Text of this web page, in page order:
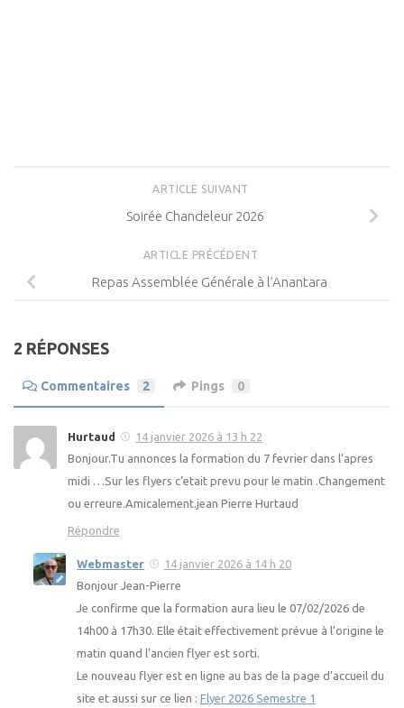
ARTICLE SUIVANT
Soirée Chandeleur 2026
ARTICLE PRÉCÉDENT
Repas Assemblée Générale à l’Anantara
2 RÉPONSES
Commentaires 2 Pings 0
Hurtaud
14 janvier 2026 à 13 h 22
Bonjour.Tu annonces la formation du 7 fevrier dans l’apres
midi …Sur les flyers c’etait prevu pour le matin .Changement
ou erreure.Amicalement.jean Pierre Hurtaud
Répondre
Webmaster
14 janvier 2026 à 14 h 20
Bonjour Jean-Pierre
Je confirme que la formation aura lieu le 07/02/2026 de
14h00 à 17h30. Elle était effectivement prévue à l’origine le
matin quand l’ancien flyer est sorti.
Le nouveau flyer est en ligne au bas de la page d’accueil du
site et aussi sur ce lien : Flyer 2026 Semestre 1